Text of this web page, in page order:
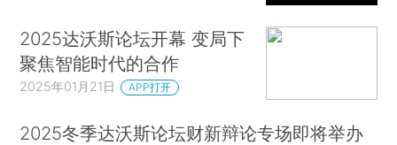
2025达沃斯论坛开幕 变局下
聚焦智能时代的合作
2025年01月21日 APP打开
2025冬季达沃斯论坛财新辩论专场即将举办